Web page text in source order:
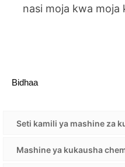
nasi moja kwa moja
Bidhaa
Seti kamili ya mashine za
Mashine ya kukausha